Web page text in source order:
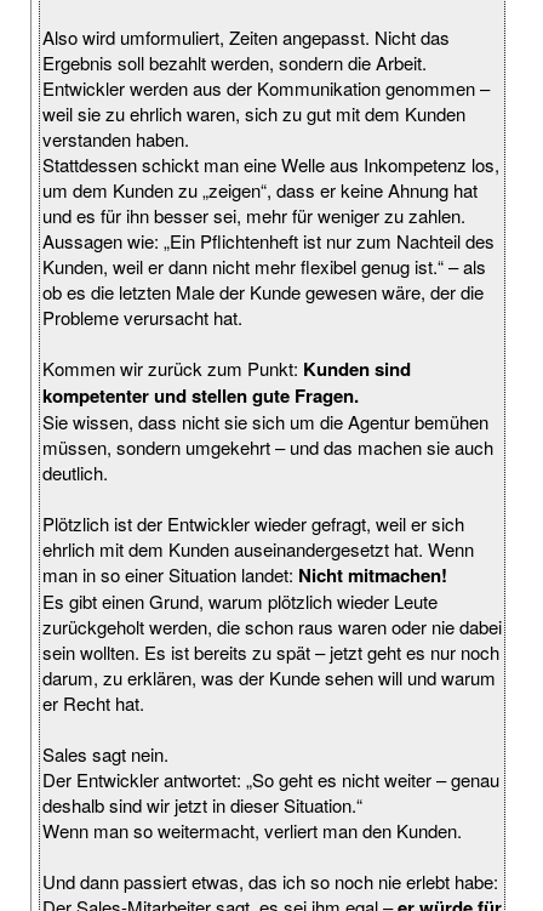
Also wird umformuliert, Zeiten angepasst. Nicht das
Ergebnis soll bezahlt werden, sondern die Arbeit.
Entwickler werden aus der Kommunikation genommen –
weil sie zu ehrlich waren, sich zu gut mit dem Kunden
verstanden haben.
Stattdessen schickt man eine Welle aus Inkompetenz los,
um dem Kunden zu „zeigen“, dass er keine Ahnung hat
und es für ihn besser sei, mehr für weniger zu zahlen.
Aussagen wie: „Ein Pflichtenheft ist nur zum Nachteil des
Kunden, weil er dann nicht mehr flexibel genug ist.“ – als
ob es die letzten Male der Kunde gewesen wäre, der die
Probleme verursacht hat.
Kommen wir zurück zum Punkt: Kunden sind
kompetenter und stellen gute Fragen.
Sie wissen, dass nicht sie sich um die Agentur bemühen
müssen, sondern umgekehrt – und das machen sie auch
deutlich.
Plötzlich ist der Entwickler wieder gefragt, weil er sich
ehrlich mit dem Kunden auseinandergesetzt hat. Wenn
man in so einer Situation landet: Nicht mitmachen!
Es gibt einen Grund, warum plötzlich wieder Leute
zurückgeholt werden, die schon raus waren oder nie dabei
sein wollten. Es ist bereits zu spät – jetzt geht es nur noch
darum, zu erklären, was der Kunde sehen will und warum
er Recht hat.
Sales sagt nein.
Der Entwickler antwortet: „So geht es nicht weiter – genau
deshalb sind wir jetzt in dieser Situation.“
Wenn man so weitermacht, verliert man den Kunden.
Und dann passiert etwas, das ich so noch nie erlebt habe: